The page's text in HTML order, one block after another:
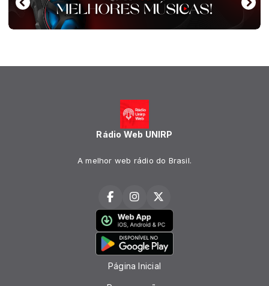
Rádio Web UNIRP
A melhor web rádio do Brasil.
Página Inicial